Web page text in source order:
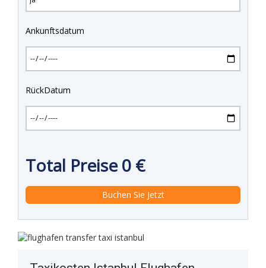
Ankunftsdatum
RückDatum
Total Preise0 €